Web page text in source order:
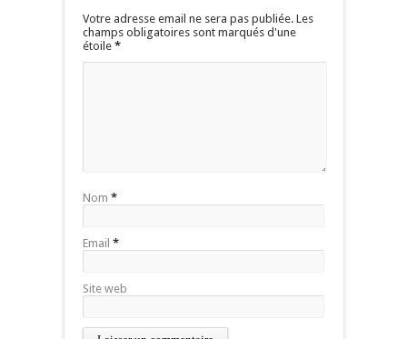
Votre adresse email ne sera pas publiée. Les
champs obligatoires sont marqués d'une
étoile *
Nom *
Email *
Site web